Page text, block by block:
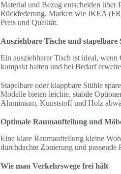
Material und Bezug entscheiden
Rückfederung. Marken wie IKEA
Preis und Qualität.
Ausziehbare Tische und stapelbare
Ein ausziehbarer Tisch ist ideal,
kompakt halten und bei Bedarf
Stapelbare oder klappbare Stühle
Modelle bieten leichte, stabile
Aluminium, Kunststoff und Holz
Optimale Raumaufteilung und
Eine klare Raumaufteilung kleine
durchdachte Zonierung und
Wie man Verkehrswege frei hält